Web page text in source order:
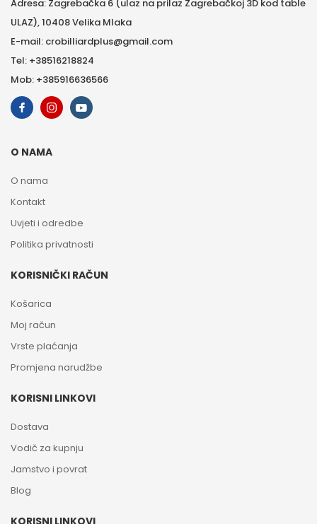
Adresa: Zagrebačka 6 (ulaz na prilaz Zagrebačkoj 3D kod table
ULAZ), 10408 Velika Mlaka
E-mail: crobilliardplus@gmail.com
Tel: +38516218824
Mob: +385916636566
O NAMA
O nama
Kontakt
Uvjeti i odredbe
Politika privatnosti
KORISNIČKI RAČUN
Košarica
Moj račun
Vrste plaćanja
Promjena narudžbe
KORISNI LINKOVI
Dostava
Vodič za kupnju
Jamstvo i povrat
Blog
KORISNI LINKOVI